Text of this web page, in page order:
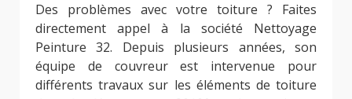
Des problèmes avec votre toiture ? Faites
directement appel à la société Nettoyage
Peinture 32. Depuis plusieurs années, son
équipe de couvreur est intervenue pour
différents travaux sur les éléments de toiture